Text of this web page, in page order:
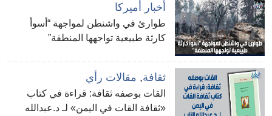
أخبار أميركا
طوارئ في واشنطن لمواجهة “أسوأ
كارثة طبيعية تواجهها المنطقة”
ثقافة, مقالات رأي
القات بوصفه ثقافة: قراءة في كتاب
«ثقافة القات في اليمن» لـ د.عبدالله